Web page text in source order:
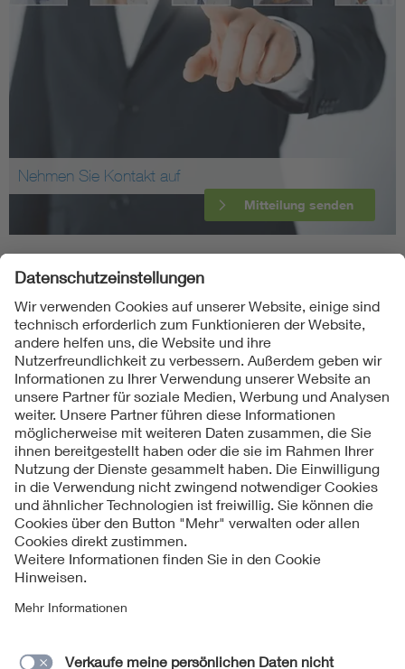
Nehmen Sie Kontakt auf
Mitteilung senden
Folgen Sie uns
Kontakt
Impressum
Datenschutzinformationen
Cookie Hinweise
Compliance